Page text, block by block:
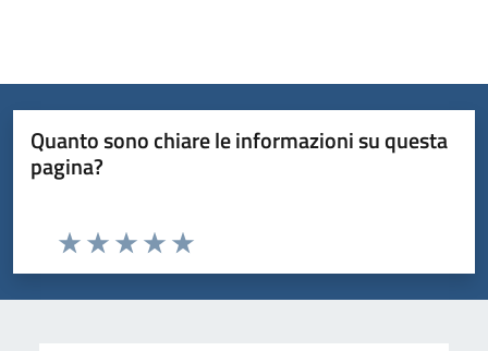
Quanto sono chiare le informazioni su questa
pagina?
Valuta da 1 a 5 stelle la pagina
Valuta 5 stelle su 5
Valuta 4 stelle su 5
Valuta 3 stelle su 5
Valuta 2 stelle su 5
Valuta 1 stelle su 5